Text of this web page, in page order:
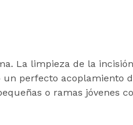
La limpieza de la
perfecto acoplamiento
o ramas jóvenes